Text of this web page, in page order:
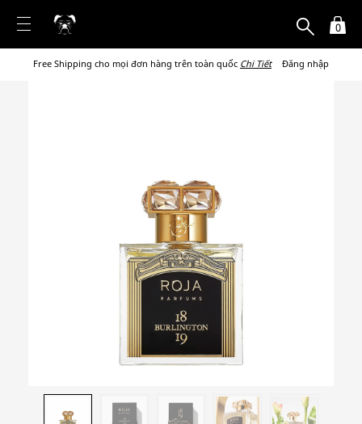
0
Free Shipping cho mọi đơn hàng trên toàn quốc Chi Tiết Đăng nhập